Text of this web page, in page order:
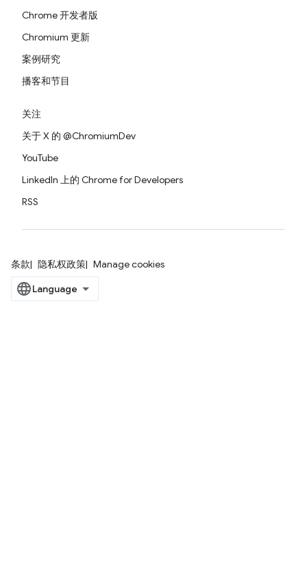
Chrome 开发者版
Chromium 更新
案例研究
播客和节目
关注
关于 X 的 @ChromiumDev
YouTube
LinkedIn 上的 Chrome for Developers
RSS
条款 隐私权政策 Manage cookies